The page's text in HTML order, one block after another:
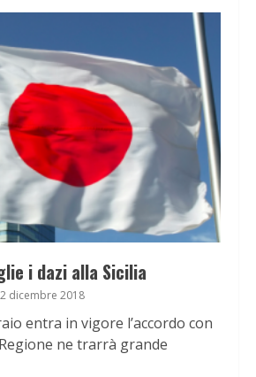
i dazi alla Sicilia
dicembre 2018
entra in vigore l’accordo con
ne trarrà grande